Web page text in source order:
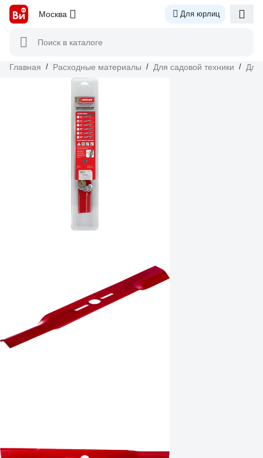
Москва Для юрлиц
Поиск в каталоге
Главная / Расходные материалы / Для садовой техники / Для